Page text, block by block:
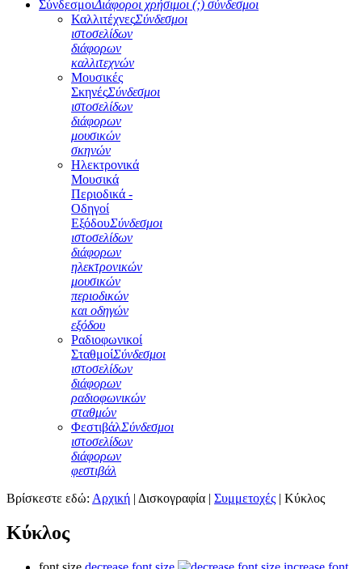
ΣύνδεσμοιΔιάφοροι χρήσιμοι (;) σύνδεσμοι
ΚαλλιτέχνεςΣύνδεσμοι
ιστοσελίδων
διάφορων
καλλιτεχνών
Μουσικές
ΣκηνέςΣύνδεσμοι
ιστοσελίδων
διάφορων
μουσικών
σκηνών
Ηλεκτρονικά
Μουσικά
Περιοδικά -
Οδηγοί
ΕξόδουΣύνδεσμοι
ιστοσελίδων
διάφορων
ηλεκτρονικών
μουσικών
περιοδικών
και οδηγών
εξόδου
Ραδιοφωνικοί
ΣταθμοίΣύνδεσμοι
ιστοσελίδων
διάφορων
ραδιοφωνικών
σταθμών
ΦεστιβάλΣύνδεσμοι
ιστοσελίδων
διάφορων
φεστιβάλ
Βρίσκεστε εδώ: Αρχική | Δισκογραφία | Συμμετοχές | Κύκλος
Κύκλος